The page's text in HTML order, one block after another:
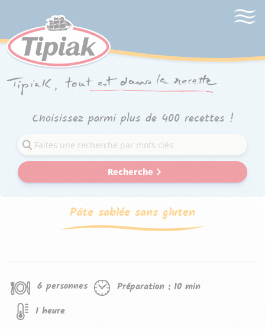
Choisissez parmi plus de 400 recettes !
Recherche
Pâte sablée sans gluten
6 personnes Préparation : 10 min
1 heure